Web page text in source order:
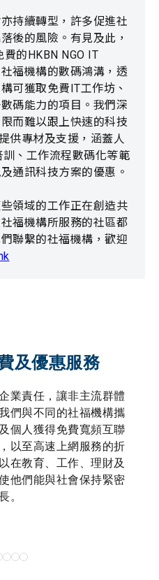
持續轉型，許多促進社
後的風險。有見及此，
的HKBN NGO IT
福機構的數碼鴻溝，透
可獲取免費IT工作坊、
碼能力的項目。我們深
而難以跟上快速的科技
供專材及支援，涵蓋人
、工作流程數碼化等範
通訊科技方案的優惠。
領域的工作正在創造共
福機構所服務的社區都
聯繫的社福機構，歡迎
及優惠服務
業責任，讓非主流群體
們與不同的社福機構攜
個人獲得免費寬頻互聯
以至高速上網服務的折
在教育、工作、理財及
他們能與社會保持緊密
。